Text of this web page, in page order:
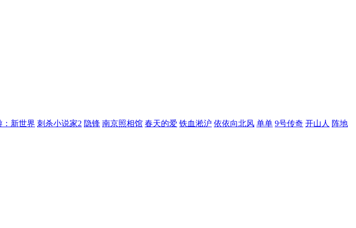
：新世界 刺杀小说家2 隐锋 南京照相馆 春天的爱 铁血淞沪 依依向北风 单单 9号传奇 开山人 阵地